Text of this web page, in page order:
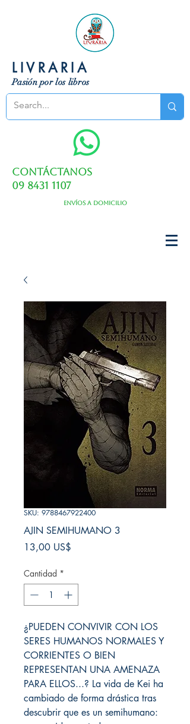
LIVRARIA
Pasión por los libros
Contáctanos
09 8431 1107
Envíos a domicilio
SKU: 9788467922400
AJIN SEMIHUMANO 3
13,00 US$
Cantidad *
¿PUEDEN CONVIVIR CON LOS
SERES HUMANOS NORMALES Y
CORRIENTES O BIEN
REPRESENTAN UNA AMENAZA
PARA ELLOS...? La vida de Kei ha
cambiado de forma drástica tras
descubrir que es un semihumano: